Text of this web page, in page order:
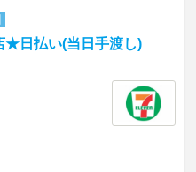
★日払い(当日手渡し)